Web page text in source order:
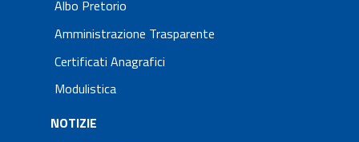
Albo Pretorio
Amministrazione Trasparente
Certificati Anagrafici
Modulistica
NOTIZIE